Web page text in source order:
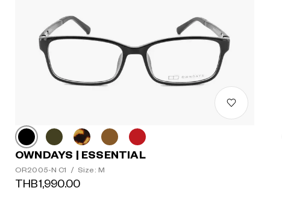
OWNDAYS | ESSENTIAL
OR2005-N C1 / Size: M
THB1,990.00